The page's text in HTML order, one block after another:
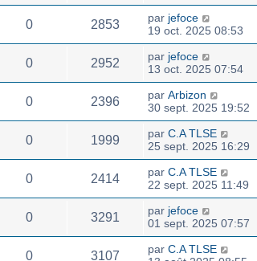
0 2853 par jefoce
19 oct. 2025 08:53
0 2952 par jefoce
13 oct. 2025 07:54
0 2396 par Arbizon
30 sept. 2025 19:52
0 1999 par C.A TLSE
25 sept. 2025 16:29
0 2414 par C.A TLSE
22 sept. 2025 11:49
0 3291 par jefoce
01 sept. 2025 07:57
0 3107 par C.A TLSE